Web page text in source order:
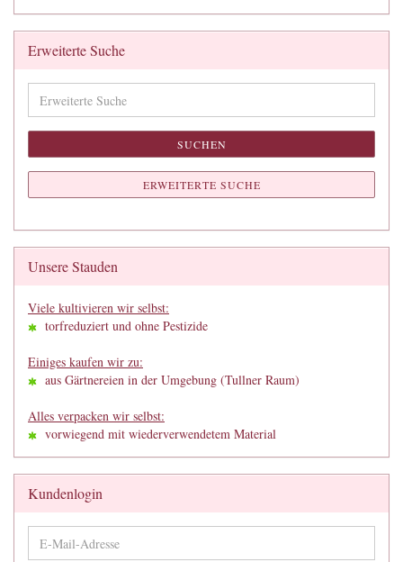
Erweiterte Suche
Suche
SUCHEN
ERWEITERTE SUCHE
Unsere Stauden
Viele kultivieren wir selbst:
torfreduziert und ohne Pestizide
Einiges kaufen wir zu:
aus Gärtnereien in der Umgebung (Tullner Raum)
Alles verpacken wir selbst:
vorwiegend mit wiederverwendetem Material
Kundenlogin
E-